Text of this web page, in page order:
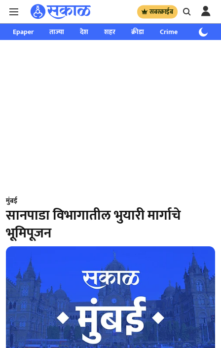
सबस्क्राईब
Epaper ताज्या देश शहर क्रीडा Crime साप्ताहिक
मुंबई
सानपाडा विभागातील भुयारी मार्गाचे
भूमिपूजन